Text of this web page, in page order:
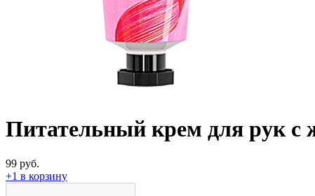
Питательный крем для рук
99 руб.
+1 в корзину